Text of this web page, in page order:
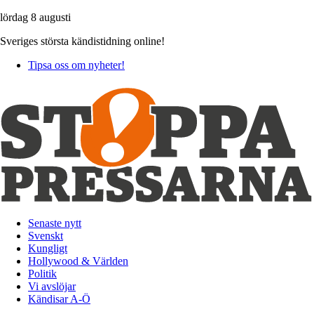
lördag 8 augusti
Sveriges största kändistidning online!
Tipsa oss om nyheter!
Senaste nytt
Svenskt
Kungligt
Hollywood & Världen
Politik
Vi avslöjar
Kändisar A-Ö